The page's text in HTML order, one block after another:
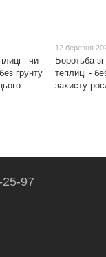
- чи
ґрунту
12 березня
Боротьба
теплиці -
захисту
97